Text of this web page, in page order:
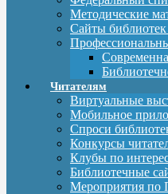
Методические
Сайты
Читателям
Виртуальные
Мобильное
Спроси
Конкурсы
Клубы по
Библиотечные
Мероприятия по